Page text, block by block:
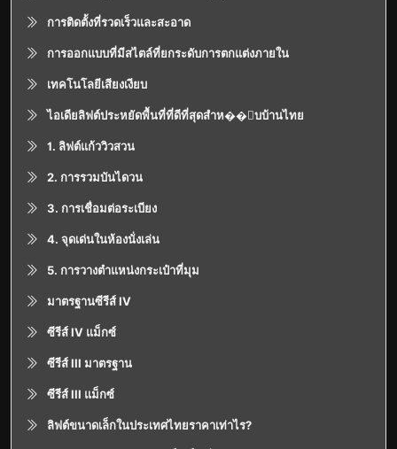
การติดตั้งที่รวดเร็วและสะอาด
การออกแบบที่มีสไตล์ที่ยกระดับการตกแต่งภายใน
เทคโนโลยีเสียงเงียบ
ไอเดียลิฟต์ประหยัดพื้นที่ที่ดีที่สุดสำห��ับบ้านไทย
1. ลิฟต์แก้ววิวสวน
2. การรวมบันไดวน
3. การเชื่อมต่อระเบียง
4. จุดเด่นในห้องนั่งเล่น
5. การวางตำแหน่งกระเป๋าที่มุม
มาตรฐานซีรีส์ IV
ซีรีส์ IV แม็กซ์
ซีรีส์ III มาตรฐาน
ซีรีส์ III แม็กซ์
ลิฟต์ขนาดเล็กในประเทศไทยราคาเท่าไร?